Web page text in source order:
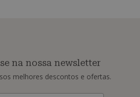
na nossa newsletter
melhores descontos e ofertas.